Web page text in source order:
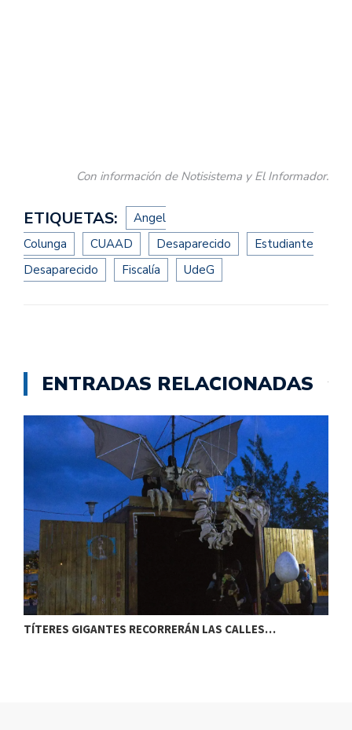
Con información de Notisistema y El Informador.
ETIQUETAS:
Angel
Colunga
CUAAD Desaparecido
Estudiante
Desaparecido
Fiscalía UdeG
ENTRADAS RELACIONADAS
TÍTERES GIGANTES RECORRERÁN LAS CALLES…